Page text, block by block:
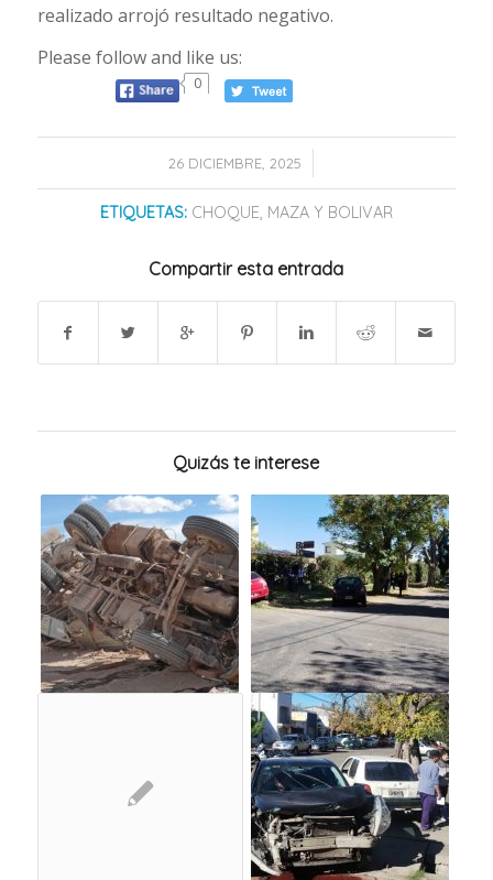
realizado arrojó resultado negativo.
Please follow and like us:
0
26 DICIEMBRE, 2025
/
ETIQUETAS: CHOQUE, MAZA Y BOLIVAR
Compartir esta entrada
Quizás te interese